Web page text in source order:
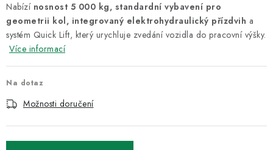
Blog
Doprava & platby Kontakty
Moje objednávka
Obchodní podmínky
Podmínky ochrany osobních údajů
Nabízí nosnost 5 000 kg, standardní vybavení pro
geometrii kol, integrovaný elektrohydraulický přízdvih a
systém Quick Lift, který urychluje zvedání vozidla do pracovní výšky.
Více informací
Na dotaz
Možnosti doručení